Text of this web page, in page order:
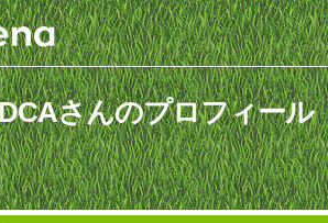
さんのプロフィール